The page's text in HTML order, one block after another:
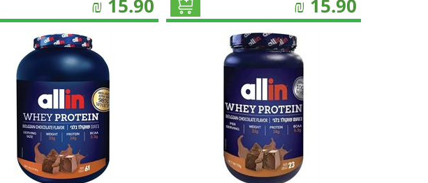
15.90
₪
15.90
₪